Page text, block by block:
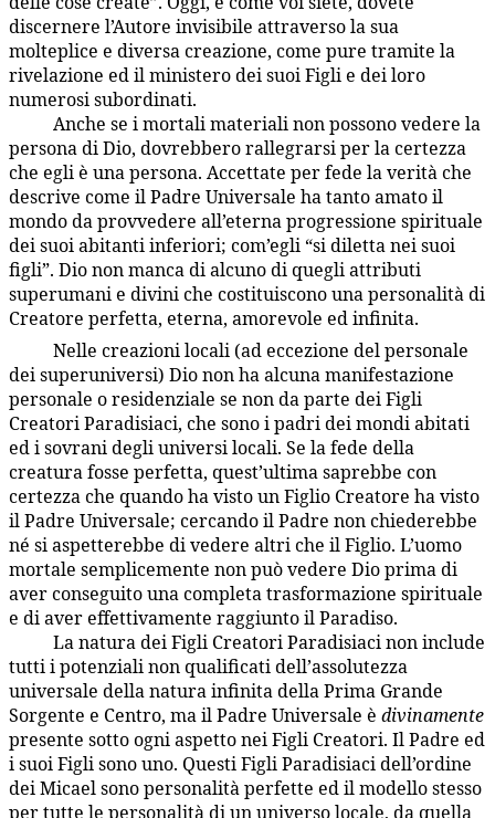
discernere l’Autore invisibile attraverso la sua
molteplice e diversa creazione, come pure tramite la
rivelazione ed il ministero dei suoi Figli e dei loro
numerosi subordinati.
Anche se i mortali materiali non possono vedere la
persona di Dio, dovrebbero rallegrarsi per la certezza
che egli è una persona. Accettate per fede la verità che
descrive come il Padre Universale ha tanto amato il
mondo da provvedere all’eterna progressione spirituale
dei suoi abitanti inferiori; com’egli “si diletta nei suoi
figli”. Dio non manca di alcuno di quegli attributi
superumani e divini che costituiscono una personalità di
Creatore perfetta, eterna, amorevole ed infinita.
Nelle creazioni locali (ad eccezione del personale
dei superuniversi) Dio non ha alcuna manifestazione
personale o residenziale se non da parte dei Figli
Creatori Paradisiaci, che sono i padri dei mondi abitati
ed i sovrani degli universi locali. Se la fede della
creatura fosse perfetta, quest’ultima saprebbe con
certezza che quando ha visto un Figlio Creatore ha visto
il Padre Universale; cercando il Padre non chiederebbe
né si aspetterebbe di vedere altri che il Figlio. L’uomo
mortale semplicemente non può vedere Dio prima di
aver conseguito una completa trasformazione spirituale
e di aver effettivamente raggiunto il Paradiso.
La natura dei Figli Creatori Paradisiaci non include
tutti i potenziali non qualificati dell’assolutezza
universale della natura infinita della Prima Grande
Sorgente e Centro, ma il Padre Universale è divinamente
presente sotto ogni aspetto nei Figli Creatori. Il Padre ed
i suoi Figli sono uno. Questi Figli Paradisiaci dell’ordine
dei Micael sono personalità perfette ed il modello stesso
per tutte le personalità di un universo locale, da quella